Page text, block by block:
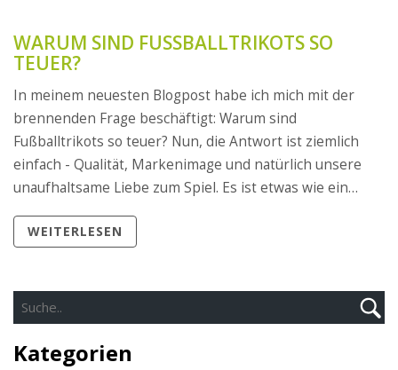
WARUM SIND FUSSBALLTRIKOTS SO T
EUER?
In meinem neuesten Blogpost habe ich mich mit der
brennenden Frage beschäftigt: Warum sind
Fußballtrikots so teuer? Nun, die Antwort ist ziemlich
einfach - Qualität, Markenimage und natürlich unsere
unaufhaltsame Liebe zum Spiel. Es ist etwas wie ein
das Image zahlt. Aber hey, wer kann schon einem
weiterhin unsere Teams in Stil unterstützen, auch wenn
es unseren Geldbeutel ein bisschen belastet!
WEITERLESEN
Kategorien